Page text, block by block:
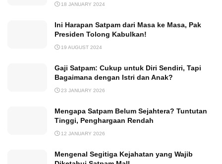
18 JANUARY 2024
Ini Harapan Satpam dari Masa ke Masa, Pak
Presiden Tolong Kabulkan!
19 AUGUST 2024
Gaji Satpam: Cukup untuk Diri Sendiri, Tapi
Bagaimana dengan Istri dan Anak?
23 JANUARY 2026
Mengapa Satpam Belum Sejahtera? Tuntutan
Tinggi, Penghargaan Rendah
12 JANUARY 2026
Mengenal Segitiga Kejahatan yang Wajib